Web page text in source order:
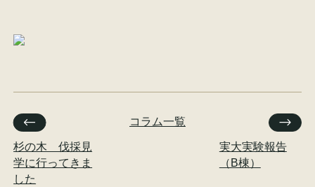
杉の木 伐採見
学に行ってきま
した
コラム一覧
実大実験報告
（B棟）